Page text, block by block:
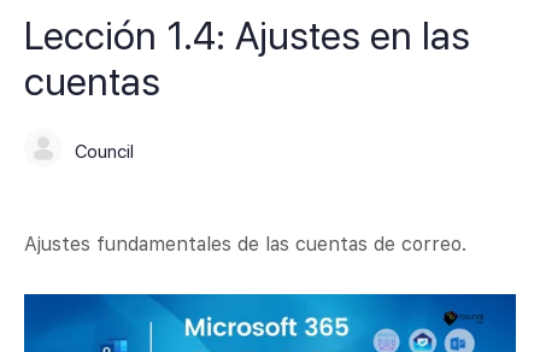
Lección 1.4: Ajustes en las
cuentas
Council
Ajustes fundamentales de las cuentas de correo.